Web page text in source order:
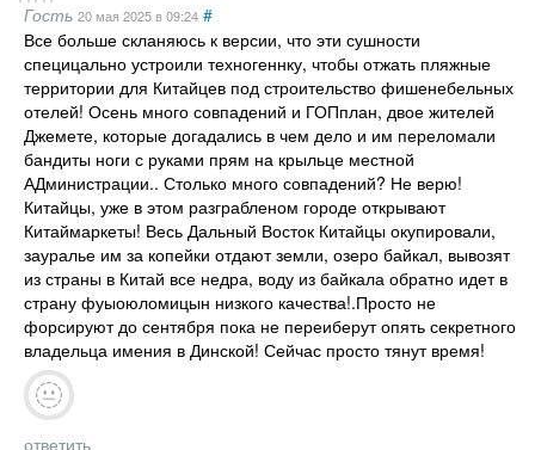
Гость 20 мая 2025в 09:24 #
Все больше скланяюсь к версии, что эти сушности
специцально устроили техногеннку, чтобы отжать пляжные
территории для Китайцев под строительство фишенебельных
отелей! Осень много совпадений и ГОПплан, двое жителей
Джемете, которые догадались в чем дело и им переломали
бандиты ноги с руками прям на крыльце местной
АДминистрации.. Столько много совпадений? Не верю!
Китайцы, уже в этом разграбленом городе открывают
Китаймаркеты! Весь Дальный Восток Китайцы окупировали,
зауралье им за копейки отдают земли, озеро байкал, вывозят
из страны в Китай все недра, воду из байкала обратно идет в
страну фуыоюломицын низкого качества!.Просто не
форсируют до сентября пока не переиберут опять секретного
владельца имения в Динской! Сейчас просто тянут время!
ответить